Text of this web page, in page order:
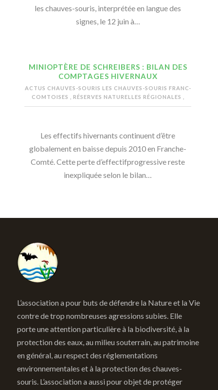
les chauves-souris, interprétée en langue des
signes, le 12 juin à…
MINIOPTÈRE DE SCHREIBERS : BILAN DES
COMPTAGES HIVERNAUX
ACTUS CHAUVES-SOURIS LES CHAUVES-SOURIS FRANC-
COMTOISES
RÉSERVES NATURELLES RÉGIONALES
Les effectifs hivernants continuent d’être
globalement en baisse depuis 2010 en Franche-
Comté. Cette perte d’effectifprogressive reste
inexpliquée selon le bilan…
L’association a pour buts de défendre la Nature et la Vie
contre de trop nombreuses agressions subies. Elle
porte une attention particulière à la biodiversité, à la
protection des eaux, au milieu souterrain, au patrimoine
en général, au respect des réglementations
environnementales et à la protection des chauves-
souris. L’association a aussi pour objet de protéger